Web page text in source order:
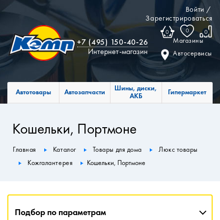
Войти /
Зарегистрироваться
0 0 0
Магазины
Автосервисы
+7 (495) 150-40-26
Интернет-магазин
Автотовары Автозапчасти
Шины, диски,
АКБ
Гипермаркет
Кошельки, Портмоне
Главная Каталог Товары для дома
Люкс товары
Кожгалантерея
Кошельки, Портмоне
Подбор по параметрам